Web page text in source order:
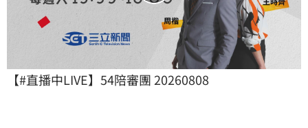
【#直播中LIVE】54陪審團 20260808